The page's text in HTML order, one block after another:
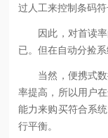
过人工来控制条码
因此，对首读率
已。但在自动分捡
当然，便携式数
率提高，所以用户
能力来购买符合系
行平衡。